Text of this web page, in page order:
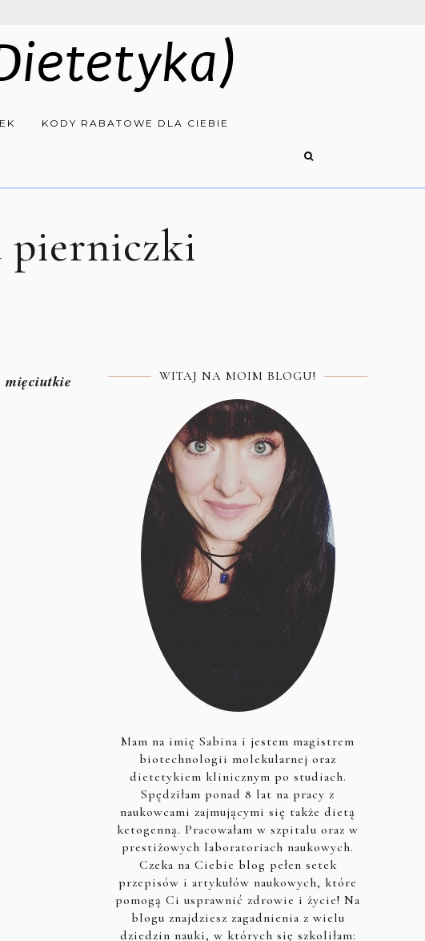
KODY RABATOWE DLA CIEBIE
pierniczki
mięciutkie
WITAJ NA MOIM BLOGU!
Mam na imię Sabina i jestem magistrem
biotechnologii molekularnej oraz
dietetykiem klinicznym po studiach.
Spędziłam ponad 8 lat na pracy z
naukowcami zajmującymi się także dietą
ketogenną. Pracowałam w szpitalu oraz w
prestiżowych laboratoriach naukowych.
Czeka na Ciebie blog pełen setek
przepisów i artykułów naukowych, które
pomogą Ci usprawnić zdrowie i życie! Na
blogu znajdziesz zagadnienia z wielu
dziedzin nauki, w których się szkoliłam: